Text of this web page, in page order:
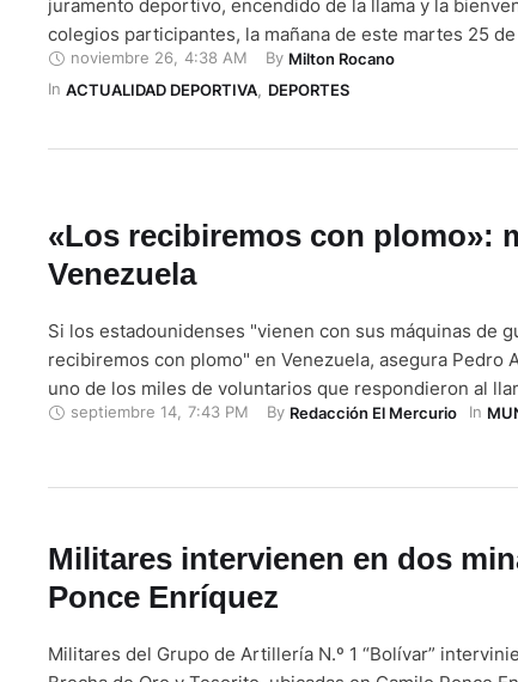
juramento deportivo, encendido de la llama y la
colegios participantes, la mañana de este martes 25
2025 se inauguraron los segundos Juegos Deportivos
Colegios Militares del Ecuador. Con la presencia de las
noviembre 26 4:38 AM By Milton Rocano
In ACTUALIDAD DEPORTIVA, DEPORTES
«Los recibiremos con plomo»:
Venezuela
Si los estadounidenses "vienen con sus máquinas de
recibiremos con plomo" en Venezuela, asegura Pedro
uno de los miles de voluntarios que respondieron al
presidente Nicolás Maduro para adiestrarse ante lo que
septiembre 14, 7:43 PM By Redacción El Mercurio In
Militares intervienen en dos
Ponce Enríquez
Militares del Grupo de Artillería N.º 1 “Bolívar”